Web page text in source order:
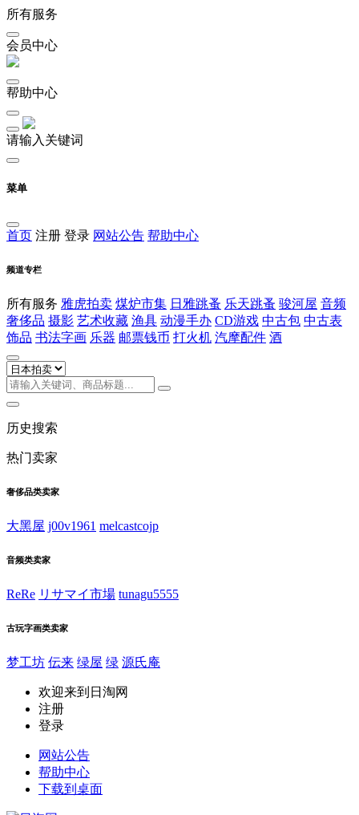
所有服务
会员中心
帮助中心
请输入关键词
菜单
首页 注册 登录 网站公告 帮助中心
频道专栏
所有服务 雅虎拍卖 煤炉市集 日雅跳蚤 乐天跳蚤 骏河屋 音频
奢侈品 摄影 艺术收藏 渔具 动漫手办 CD游戏 中古包 中古表
饰品 书法字画 乐器 邮票钱币 打火机 汽摩配件 酒
历史搜索
热门卖家
奢侈品类卖家
大黑屋 j00v1961 melcastcojp
音频类卖家
ReRe リサマイ市場 tunagu5555
古玩字画类卖家
梦工坊 伝来 绿屋 绿 源氏庵
欢迎来到日淘网
注册
登录
网站公告
帮助中心
下载到桌面